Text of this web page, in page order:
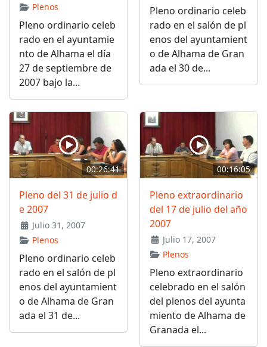
Plenos
Pleno ordinario celeb
rado en el ayuntamie
nto de Alhama el día
27 de septiembre de
2007 bajo la...
Pleno ordinario celeb
rado en el salón de pl
enos del ayuntamient
o de Alhama de Gran
ada el 30 de...
00:26:41
Pleno del 31 de julio d
e 2007
Julio 31, 2007
Plenos
Pleno ordinario celeb
rado en el salón de pl
enos del ayuntamient
o de Alhama de Gran
ada el 31 de...
00:16:05
Pleno extraordinario
del 17 de julio del año
2007
Julio 17, 2007
Plenos
Pleno extraordinario
celebrado en el salón
del plenos del ayunta
miento de Alhama de
Granada el...